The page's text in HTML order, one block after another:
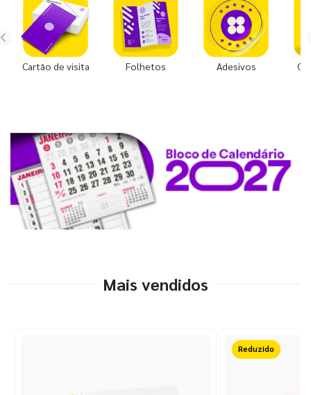
Cartão de visita Folhetos Adesivos
Mais vendidos
50%OFF